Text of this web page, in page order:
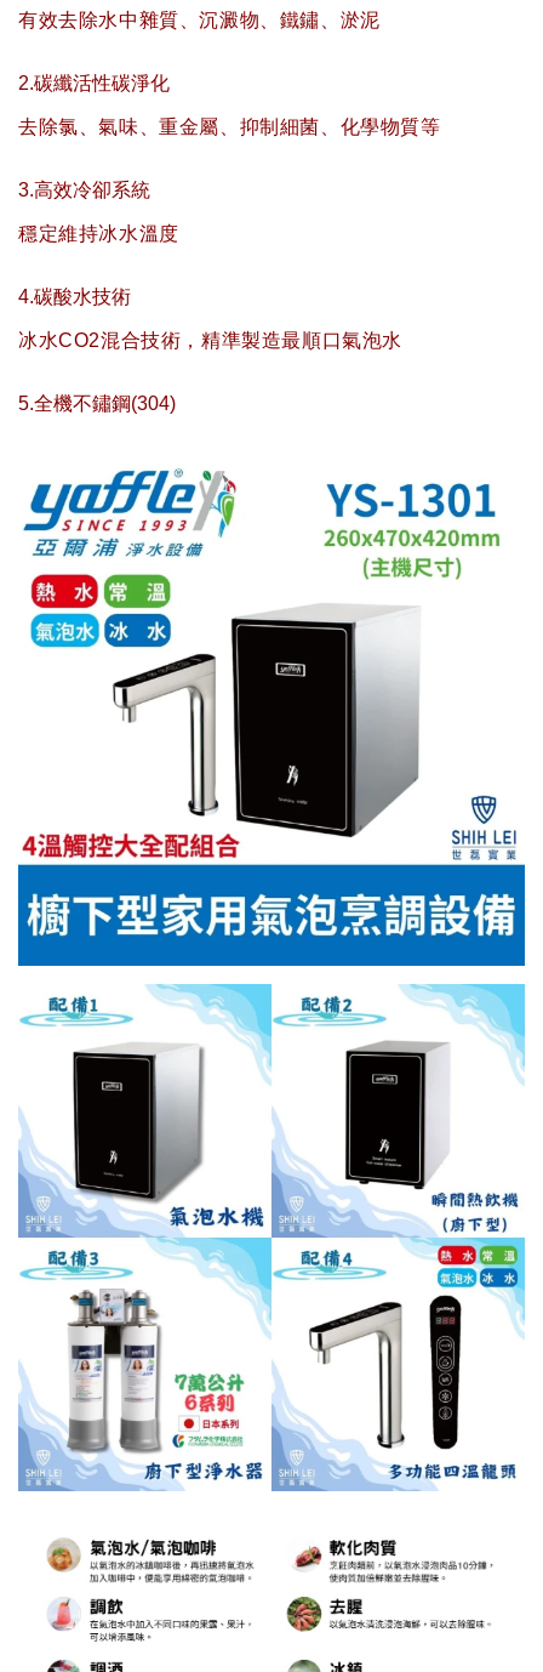
有效去除水中雜質、沉澱物、鐵鏽、淤泥
2.碳纖活性碳淨化
去除氯、氣味、重金屬、抑制細菌、化學物質等
3.高效冷卻系統
穩定維持冰水溫度
4.碳酸水技術
冰水CO2混合技術，精準製造最順口氣泡水
5.全機不鏽鋼(304)